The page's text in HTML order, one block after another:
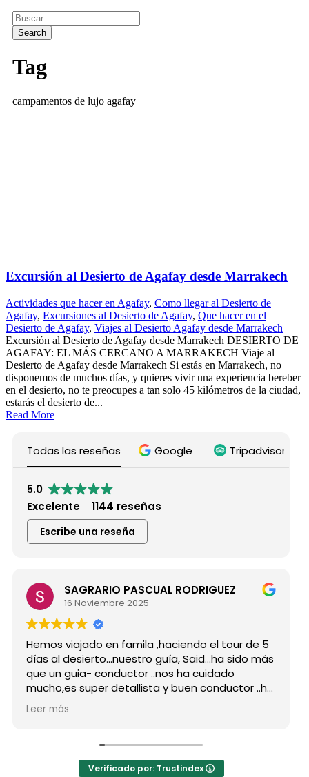
Tag
campamentos de lujo agafay
Excursión al Desierto de Agafay desde Marrakech
Actividades que hacer en Agafay, Como llegar al Desierto de
Agafay, Excursiones al Desierto de Agafay, Que hacer en el
Desierto de Agafay, Viajes al Desierto Agafay desde Marrakech
Excursión al Desierto de Agafay desde Marrakech DESIERTO DE
AGAFAY: EL MÁS CERCANO A MARRAKECH Viaje al
Desierto de Agafay desde Marrakech Si estás en Marrakech, no
disponemos de muchos días, y quieres vivir una experiencia bereber
en el desierto, no te preocupes a tan solo 45 kilómetros de la ciudad,
estarás el desierto de...
Read More
Todas las reseñas Google Tripadvisor
5.0
Excelente
1144 reseñas
Escribe una reseña
SAGRARIO PASCUAL RODRIGUEZ
16 Noviembre 2025
Hemos viajado en famila ,haciendo el tour de 5
días al desierto...nuestro guía, Said...ha sido más
que un guia- conductor ..nos ha cuidado
mucho,es super detallista y buen conductor ..ha
estado atento a todas nuestras peticiones y
nos ha enseñado muchos lugares
persona..Gracias Said.
En cuanto a la agencia,..súper agradecida a Mila
Leer más
Verificado por: Trustindex